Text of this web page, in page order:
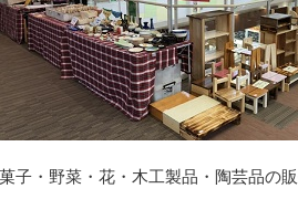
子・野菜・花・木工製品・陶芸品の販